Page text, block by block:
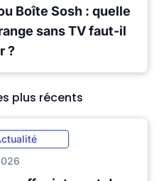
Boîte Sosh : quelle
sans TV faut-il
?
plus récents